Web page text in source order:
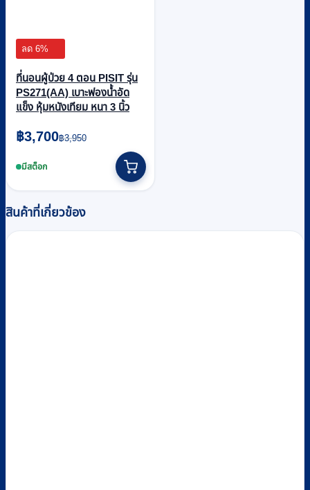
ลด 6%
ที่นอนผู้ป่วย 4 ตอน PISIT รุ่น
PS271(AA) เบาะฟองน้ำอัด
แข็ง หุ้มหนังเทียม หนา 3 นิ้ว
฿3,950
Original
price
was:
฿3,700
Current
price
is:มีสต็อก
สินค้าที่เกี่ยวข้อง